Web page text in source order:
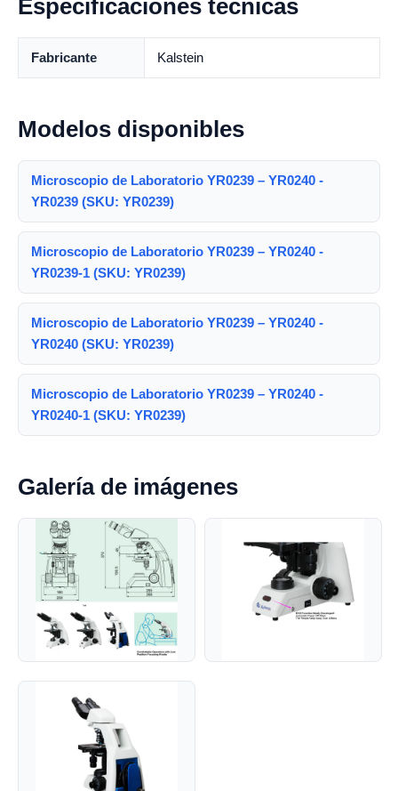
Especificaciones técnicas
Fabricante Kalstein
Modelos disponibles
Microscopio de Laboratorio YR0239 – YR0240 -
YR0239 (SKU: YR0239)
Microscopio de Laboratorio YR0239 – YR0240 -
YR0239-1 (SKU: YR0239)
Microscopio de Laboratorio YR0239 – YR0240 -
YR0240 (SKU: YR0239)
Microscopio de Laboratorio YR0239 – YR0240 -
YR0240-1 (SKU: YR0239)
Galería de imágenes